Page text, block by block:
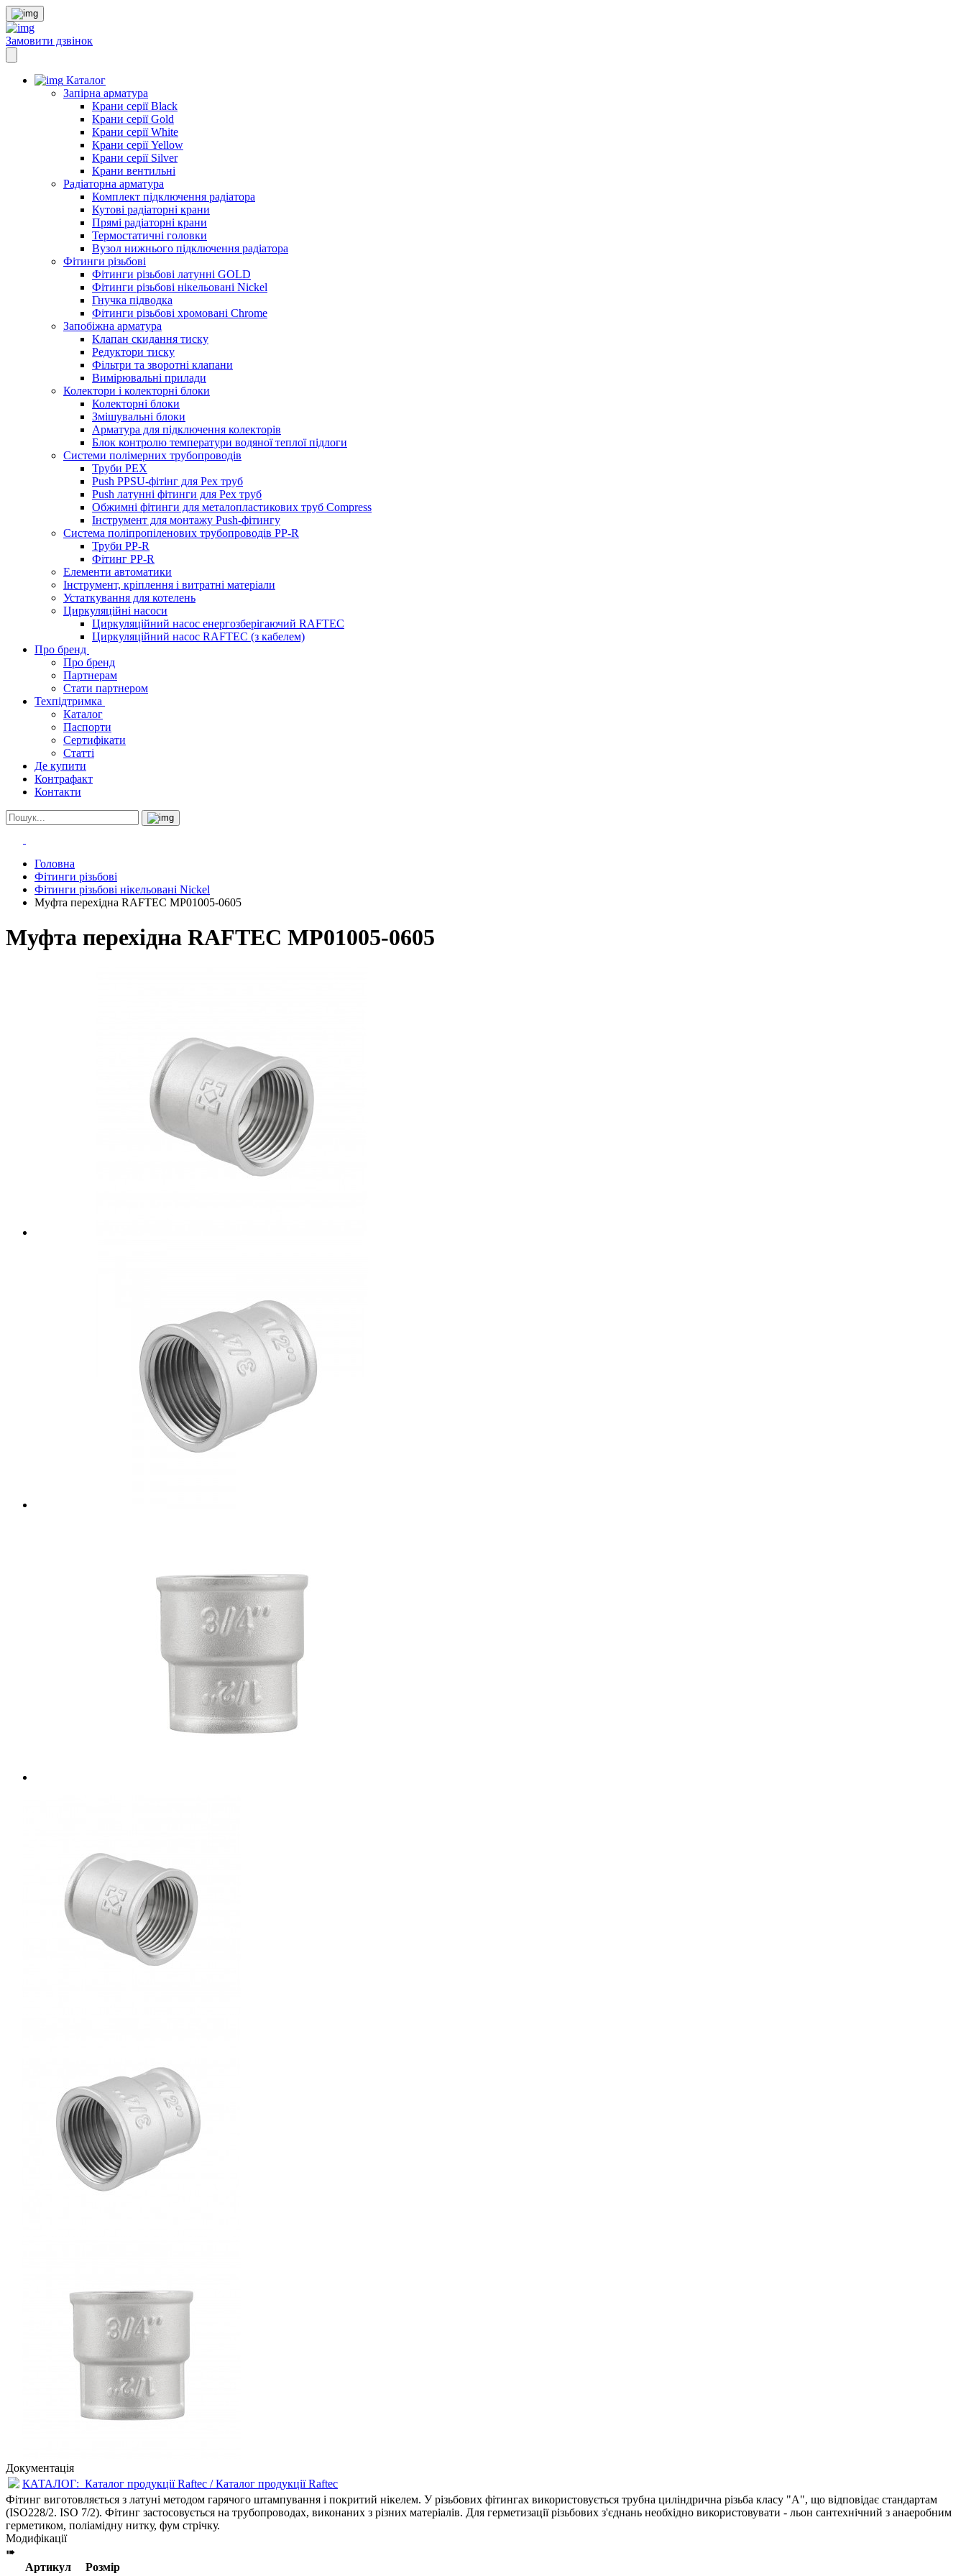
Замовити дзвінок
Каталог
Запірна арматура
Крани серії Black
Крани серії Gold
Крани серії White
Крани серії Yellow
Крани серії Silver
Крани вентильні
Радіаторна арматура
Комплект підключення радіатора
Кутові радіаторні крани
Прямі радіаторні крани
Термостатичні головки
Вузол нижнього підключення радіатора
Фітинги різьбові
Фітинги різьбові латунні GOLD
Фітинги різьбові нікельовані Nickel
Гнучка підводка
Фітинги різьбові хромовані Chrome
Запобіжна арматура
Клапан скидання тиску
Редуктори тиску
Фільтри та зворотні клапани
Вимірювальні прилади
Колектори і колекторні блоки
Колекторні блоки
Змішувальні блоки
Арматура для підключення колекторів
Блок контролю температури водяної теплої підлоги
Системи полімерних трубопроводів
Труби PEX
Push PPSU-фітінг для Pex труб
Push латунні фітинги для Pex труб
Обжимні фітинги для металопластикових труб Compress
Інструмент для монтажу Push-фітингу
Система поліпропіленових трубопроводів PP-R
Труби PP-R
Фітинг PP-R
Елементи автоматики
Інструмент, кріплення і витратні матеріали
Устаткування для котелень
Циркуляційні насоси
Циркуляційний насос енергозберігаючий RAFTEC
Циркуляційний насос RAFTEC (з кабелем)
Про бренд
Про бренд
Партнерам
Стати партнером
Техпідтримка
Каталог
Паспорти
Сертифікати
Статті
Де купити
Контрафакт
Контакти
Головна
Фітинги різьбові
Фітинги різьбові нікельовані Nickel
Муфта перехідна RAFTEC MP01005-0605
Муфта перехідна RAFTEC MP01005-0605
Документація
КАТАЛОГ: Каталог продукції Raftec / Каталог продукції Raftec
Фітинг виготовляється з латуні методом гарячого штампування і покритий нікелем. У різьбових фітингах використовується трубна циліндрична різьба класу "А", що відповідає стандартам
(ISO228/2. ISO 7/2). Фітинг застосовується на трубопроводах, виконаних з різних матеріалів. Для герметизації різьбових з'єднань необхідно використовувати - льон сантехнічний з анаеробним
герметиком, поліамідну нитку, фум стрічку.
Модифікації
➠
Артикул
Розмір